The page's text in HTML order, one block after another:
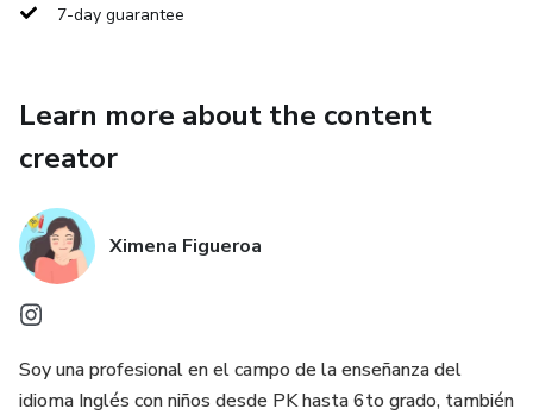
happiness, and playtime.
7-day guarantee
Learn more about the content
creator
Ximena Figueroa
Soy una profesional en el campo de la enseñanza del
idioma Inglés con niños desde PK hasta 6to grado, también